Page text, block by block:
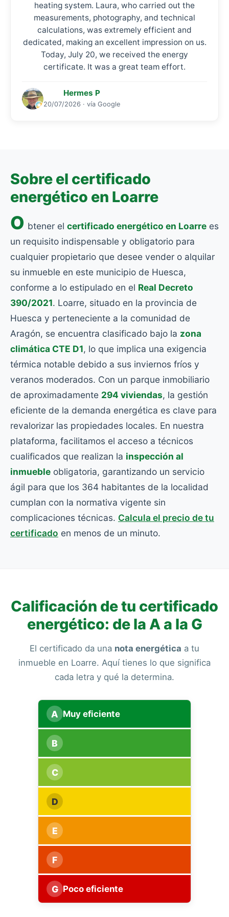
heating system. Laura, who carried out the
measurements, photography, and technical
calculations, was extremely efficient and
dedicated, making an excellent impression on us.
Today, July 20, we received the energy
certificate. It was a great team effort.
Hermes P
20/07/2026 · vía Google
Sobre el certificado
energético en Loarre
O btener el certificado energético en Loarre es
un requisito indispensable y obligatorio para
cualquier propietario que desee vender o alquilar
su inmueble en este municipio de Huesca,
conforme a lo estipulado en el Real Decreto
390/2021. Loarre, situado en la provincia de
Huesca y perteneciente a la comunidad de
Aragón, se encuentra clasificado bajo la zona
climática CTE D1, lo que implica una exigencia
térmica notable debido a sus inviernos fríos y
veranos moderados. Con un parque inmobiliario
de aproximadamente 294 viviendas, la gestión
eficiente de la demanda energética es clave para
revalorizar las propiedades locales. En nuestra
plataforma, facilitamos el acceso a técnicos
cualificados que realizan la inspección al
inmueble obligatoria, garantizando un servicio
ágil para que los 364 habitantes de la localidad
cumplan con la normativa vigente sin
complicaciones técnicas. Calcula el precio de tu
certificado en menos de un minuto.
Calificación de tu certificado
energético: de la A a la G
El certificado da una nota energética a tu
inmueble en Loarre. Aquí tienes lo que significa
cada letra y qué la determina.
A Muy eficiente
B
C
D
E
F
G Poco eficiente